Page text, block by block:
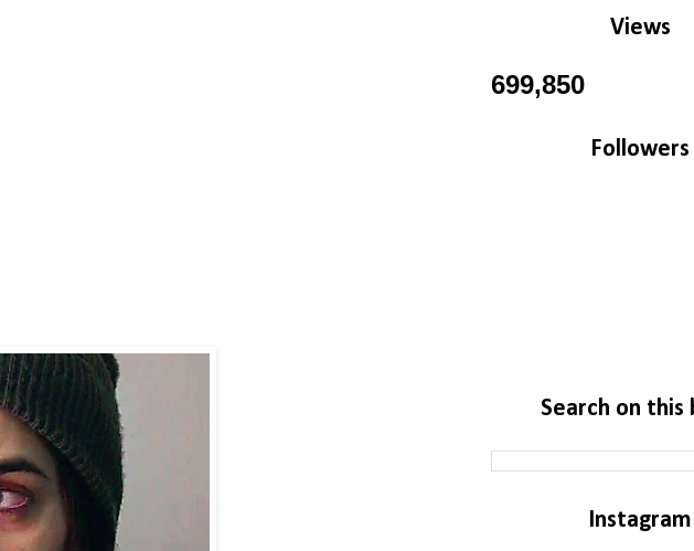
Views
699,850
Followers
Search on this
Instagram